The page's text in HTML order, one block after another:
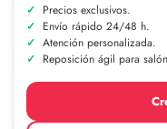
Precios exclusivos.
Envío rápido 24/48 h.
Atención personalizada.
Reposición ágil para